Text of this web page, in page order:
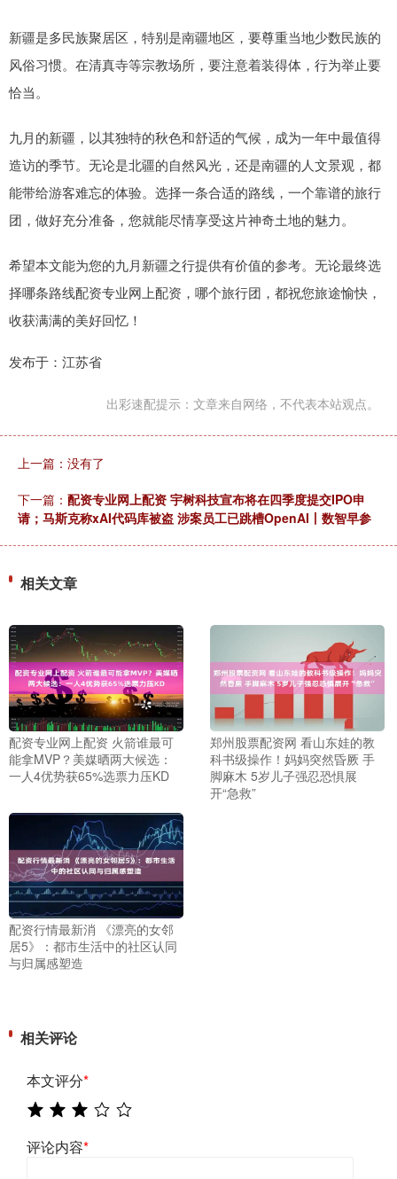
新疆是多民族聚居区，特别是南疆地区，要尊重当地少数民族的
风俗习惯。在清真寺等宗教场所，要注意着装得体，行为举止要
恰当。
九月的新疆，以其独特的秋色和舒适的气候，成为一年中最值得
造访的季节。无论是北疆的自然风光，还是南疆的人文景观，都
能带给游客难忘的体验。选择一条合适的路线，一个靠谱的旅行
团，做好充分准备，您就能尽情享受这片神奇土地的魅力。
希望本文能为您的九月新疆之行提供有价值的参考。无论最终选
择哪条路线配资专业网上配资，哪个旅行团，都祝您旅途愉快，
收获满满的美好回忆！
发布于：江苏省
出彩速配提示：文章来自网络，不代表本站观点。
上一篇：没有了
下一篇： 配资专业网上配资 宇树科技宣布将在四季度提交IPO申
请；马斯克称xAI代码库被盗 涉案员工已跳槽OpenAI丨数智早参
相关文章
配资专业网上配资 火箭谁最可
能拿MVP？美媒晒两大候选：
一人4优势获65%选票力压KD
郑州股票配资网 看山东娃的教
科书级操作！妈妈突然昏厥 手
脚麻木 5岁儿子强忍恐惧展
开“急救”
配资行情最新消 《漂亮的女邻
居5》：都市生活中的社区认同
与归属感塑造
相关评论
本文评分*
评论内容*